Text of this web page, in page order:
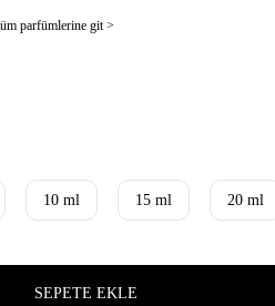
parfümlerine git >
10 ml 15 ml 20 ml
SEPETE EKLE